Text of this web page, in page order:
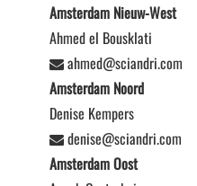
Amsterdam Nieuw-West
Ahmed el Bousklati
ahmed@sciandri.com
Amsterdam Noord
Denise Kempers
denise@sciandri.com
Amsterdam Oost